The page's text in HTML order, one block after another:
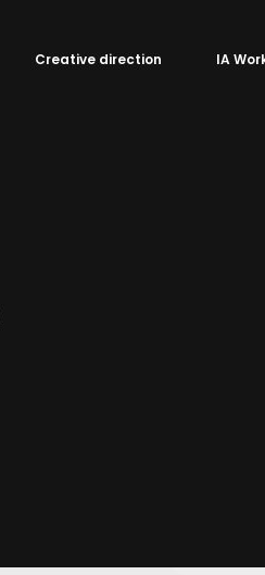
Creative direction IA